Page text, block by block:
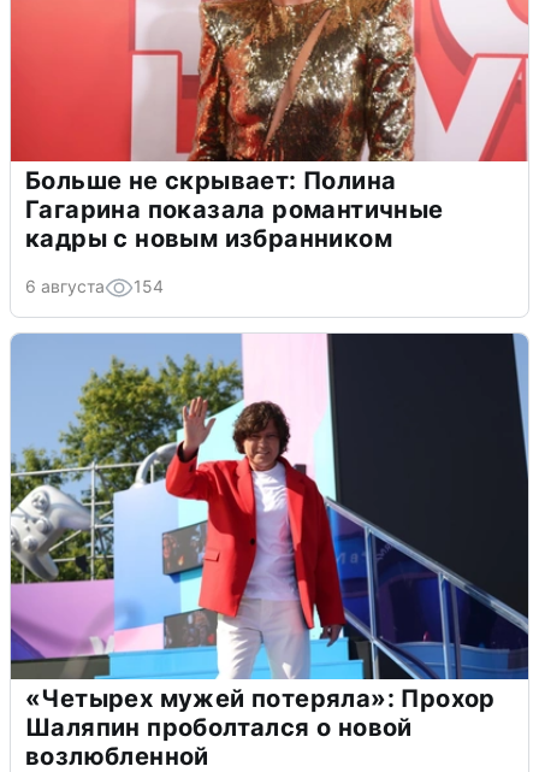
Больше не скрывает: Полина
Гагарина показала романтичные
кадры с новым избранником
6 августа 154
«Четырех мужей потеряла»: Прохор
Шаляпин проболтался о новой
возлюбленной